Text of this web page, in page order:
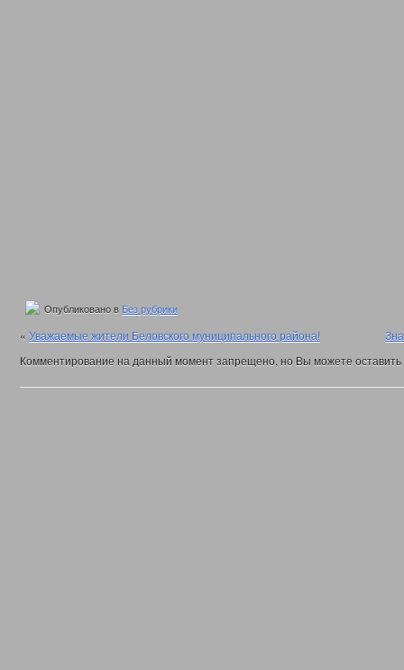
Опубликовано в Без рубрики
« Уважаемые жители Беловского муниципального района!
Комментирование на данный момент запрещено, но Вы можете оставить